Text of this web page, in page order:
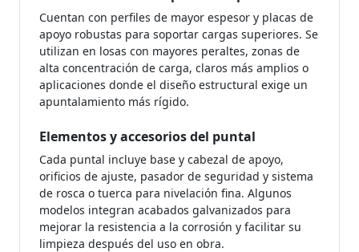
Cuentan con perfiles de mayor espesor y placas de
apoyo robustas para soportar cargas superiores. Se
utilizan en losas con mayores peraltes, zonas de
alta concentración de carga, claros más amplios o
aplicaciones donde el diseño estructural exige un
apuntalamiento más rígido.
Elementos y accesorios del puntal
Cada puntal incluye base y cabezal de apoyo,
orificios de ajuste, pasador de seguridad y sistema
de rosca o tuerca para nivelación fina. Algunos
modelos integran acabados galvanizados para
mejorar la resistencia a la corrosión y facilitar su
limpieza después del uso en obra.